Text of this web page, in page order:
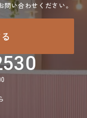
い合わせください。